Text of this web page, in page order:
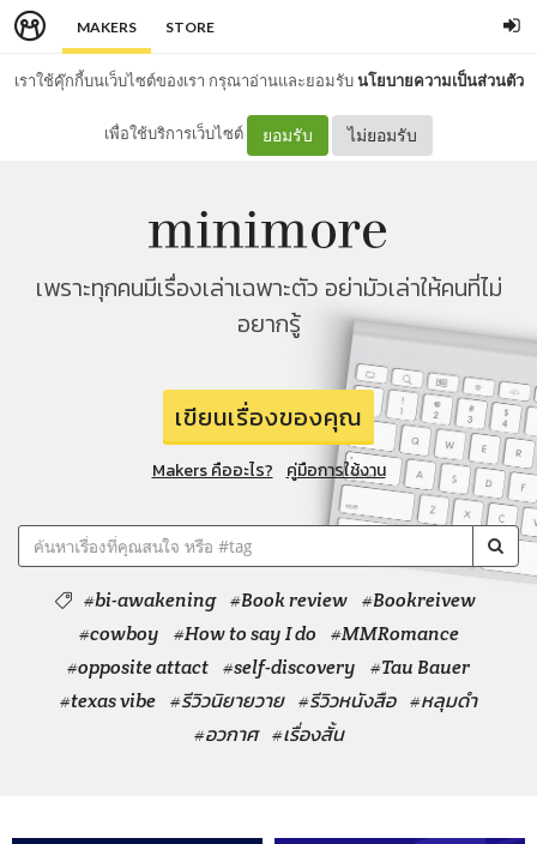
MAKERS STORE
เราใช้คุ๊กกี้บนเว็บไซต์ของเรา กรุณาอ่านและยอมรับนโยบายความเป็นส่วนตัว
เพื่อใช้บริการเว็บไซต์ ยอมรับ ไม่ยอมรับ
เพราะทุกคนมีเรื่องเล่าเฉพาะตัว อย่ามัวเล่าให้คนที่ไม่
อยากรู้
เขียนเรื่องของคุณ
Makers คืออะไร? คู่มือการใช้งาน
#bi-awakening #Book review #Bookreivew
#cowboy
#How to say I do
#MMRomance
#opposite attact #self-discovery
#Tau Bauer
#texas vibe #รีวิวนิยายวาย #รีวิวหนังสือ #หลุมดำ
#อวกาศ #เรื่องสั้น